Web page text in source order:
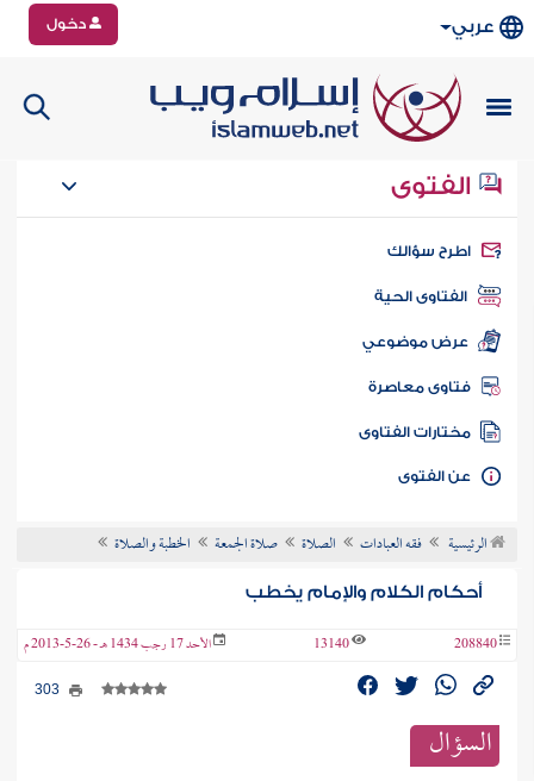
عربي دخول
الفتوى
سؤالك
الفتاوى الحية
عرض موضوعي
فتاوى معاصرة
مختارات الفتاوى
الفتوى
الرئيسية فقه العبادات الصلاة صلاة الجمعة الخطبة والصلاة
أحكام الكلام والإمام يخطب
208840
13140 الأحد 17 رجب 1434 هـ - 26-5-2013 م
السؤال